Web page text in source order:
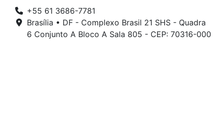
+55 61 3686-7781
Brasília • DF - Complexo Brasil 21 SHS - Quadra
6 Conjunto A Bloco A Sala 805 - CEP: 70316-000